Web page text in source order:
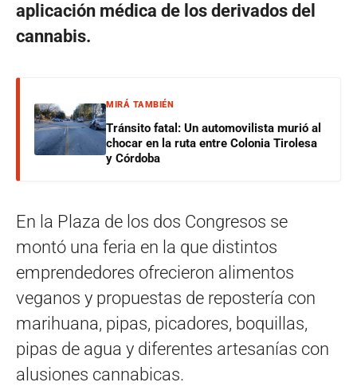
aplicación médica de los derivados del
cannabis.
MIRÁ TAMBIÉN
Tránsito fatal: Un automovilista murió al
chocar en la ruta entre Colonia Tirolesa
y Córdoba
En la Plaza de los dos Congresos se
montó una feria en la que distintos
emprendedores ofrecieron alimentos
veganos y propuestas de repostería con
marihuana, pipas, picadores, boquillas,
pipas de agua y diferentes artesanías con
alusiones cannabicas.